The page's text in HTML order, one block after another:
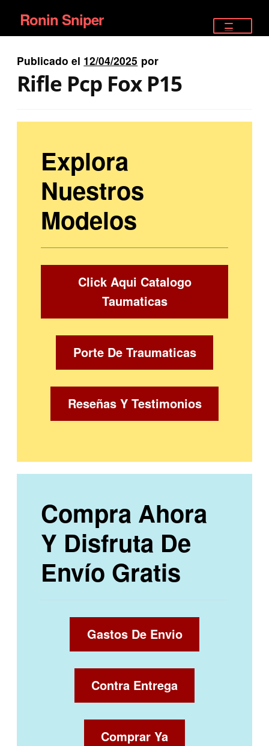
Ir
a
la
navegación
Ir
al
contenido
Ronin Sniper
EQUIPAMIENTO ÉLITE
SATELITALES
Publicado el 12/04/2025 por
Rifle Pcp Fox P15
Explora
Nuestros
Modelos
Click Aqui Catalogo
Taumaticas
Porte De Traumaticas
Reseñas Y Testimonios
Compra Ahora
Y Disfruta De
Envío Gratis
Gastos De Envio
Contra Entrega
Comprar Ya